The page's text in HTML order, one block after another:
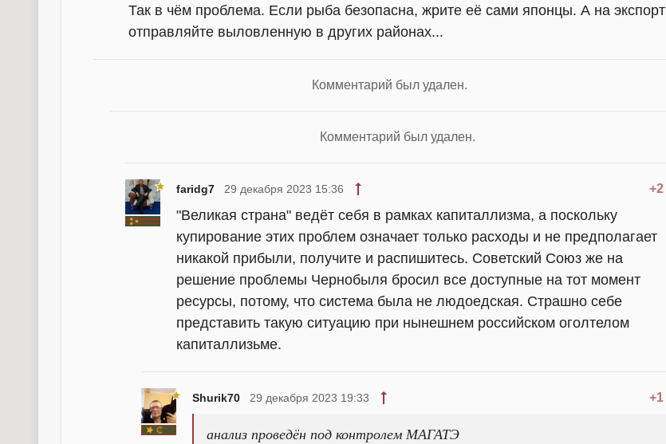
Так в чём проблема. Если рыба безопасна, жрите её сами японцы. А на экспорт
отправляйте выловленную в других районах...
Комментарий был удален.
Комментарий был удален.
faridg7 +2
29 декабря 2023 15:36
"Великая страна" ведёт себя в рамках капиталлизма, а поскольку
купирование этих проблем означает только расходы и не предполагает
никакой прибыли, получите и распишитесь. Советский Союз же на
решение проблемы Чернобыля бросил все доступные на тот момент
ресурсы, потому, что система была не людоедская. Страшно себе
представить такую ситуацию при нынешнем российском оголтелом
капиталлизьме.
Shurik70 +1
29 декабря 2023 19:33
анализ проведён под контролем МАГАТЭ